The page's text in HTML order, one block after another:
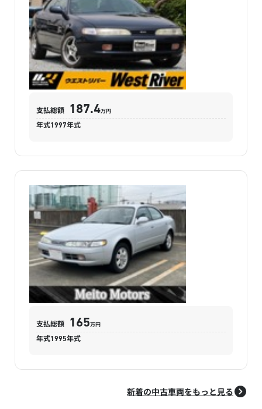
MOTA査定実績
〜 640万円
一般買取・査定下取り相場
352.1
※2023年式（令和5年）買取相場
支払総額 187.4万円
年式1997年式
支払総額 165万円
年式1995年式
新着の中古車両をもっと見る